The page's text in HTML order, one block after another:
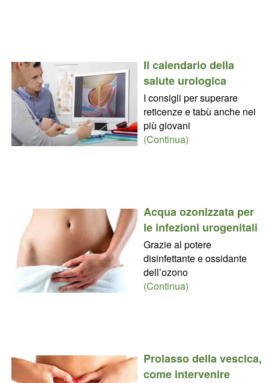
Il calendario della
salute urologica
I consigli per superare
reticenze e tabù anche nei
più giovani
(Continua)
Acqua ozonizzata per
le infezioni urogenitali
Grazie al potere
disinfettante e ossidante
dell’ozono
(Continua)
Prolasso della vescica,
come intervenire